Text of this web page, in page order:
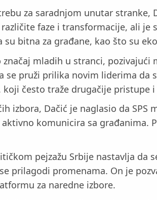
za saradnjom unutar stranke,
faze i transformacije, ali je
bitna za građane, kao što su
mladih u stranci,
se pruži prilika novim liderima da
često traže drugačije pristupe i
izbora, Dačić je naglasio da
komunicira sa građanima.
pejzažu Srbije nastavlja da
prilagodi promenama. On je
za naredne izbore.